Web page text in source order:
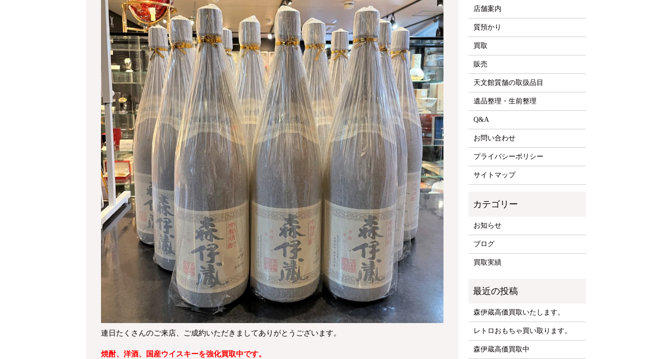
連日たくさんのご来店、ご成約いただきましてありがとうございます。
焼酎、洋酒、国産ウイスキーを強化買取中です。
店舗案内
質預かり
買取
販売
天文館質舗の取扱品目
遺品整理・生前整理
Q&A
お問い合わせ
プライバシーポリシー
サイトマップ
お知らせ
ブログ
買取実績
森伊蔵高価買取いたします。
レトロおもちゃ買い取ります。
森伊蔵高価買取中